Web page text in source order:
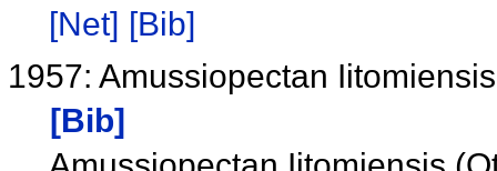
[Net] [Bib]
1957: Amussiopectan
[Bib]